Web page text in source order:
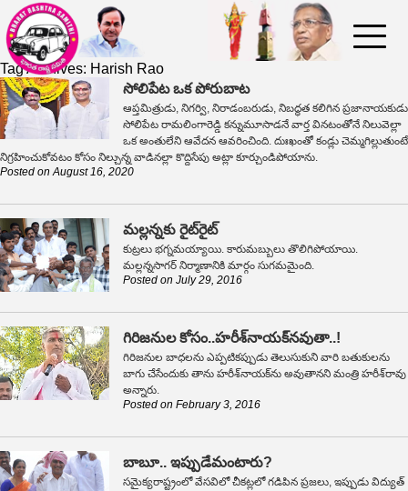
Tag Archives: Harish Rao
సోలిపేట ఒక పోరుబాట
ఆప్తమిత్రుడు, నిగర్వి, నిరాడంబరుడు, నిబద్ధత కలిగిన ప్రజానాయకుడు
సోలిపేట రామలింగారెడ్డి కన్నుమూసాడనే వార్త వినటంతోనే నిలువెల్లా
ఒక అంతులేని ఆవేదన ఆవరించింది. దుఃఖంతో కండ్లు చెమ్మగిల్లుతుంటే
నిగ్రహించుకోవటం కోసం నిల్చున్న వాడినల్లా కొద్దిసేపు అట్లా కూర్చుండిపోయాను.
Posted on August 16, 2020
మల్లన్నకు రైట్‌రైట్
కుట్రలు భగ్నమయ్యాయి. కారుమబ్బులు తొలిగిపోయాయి.
మల్లన్నసాగర్ నిర్మాణానికి మార్గం సుగమమైంది.
Posted on July 29, 2016
గిరిజనుల కోసం..హరీశ్‌నాయక్‌నవుతా..!
గిరిజనుల బాధలను ఎప్పటికప్పుడు తెలుసుకుని వారి బతుకులను
బాగు చేసేందుకు తాను హరీశ్‌నాయక్‌ను అవుతానని మంత్రి హరీశ్‌రావు
అన్నారు.
Posted on February 3, 2016
బాబూ.. ఇప్పుడేమంటారు?
సమైక్యరాష్ట్రంలో వేసవిలో చీకట్లలో గడిపిన ప్రజలు, ఇప్పుడు విద్యుత్